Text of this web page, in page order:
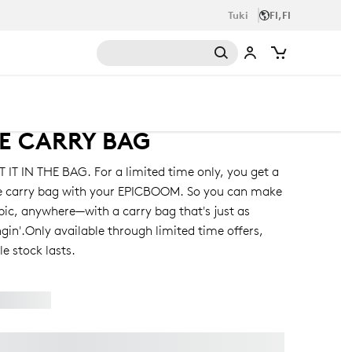
Tuki FI,FI
CARRY BAG
IT IN THE BAG. For a limited time only, you get a
carry bag with your EPICBOOM. So you can make
anywhere—with a carry bag that's just as
available through limited time offers,
stock lasts.